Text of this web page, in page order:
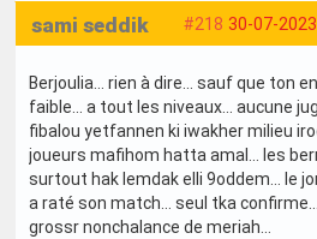
#218 30-07-
sami seddik
Berjoulia… rien à dire… sauf que ton
faible… a tout les niveaux… aucune
fibalou yetfannen ki iwakher milieu
joueurs mafihom hatta amal… les
surtout hak lemdak elli 9oddem… le
a raté son match… seul tka
grossr nonchalance de meriah…